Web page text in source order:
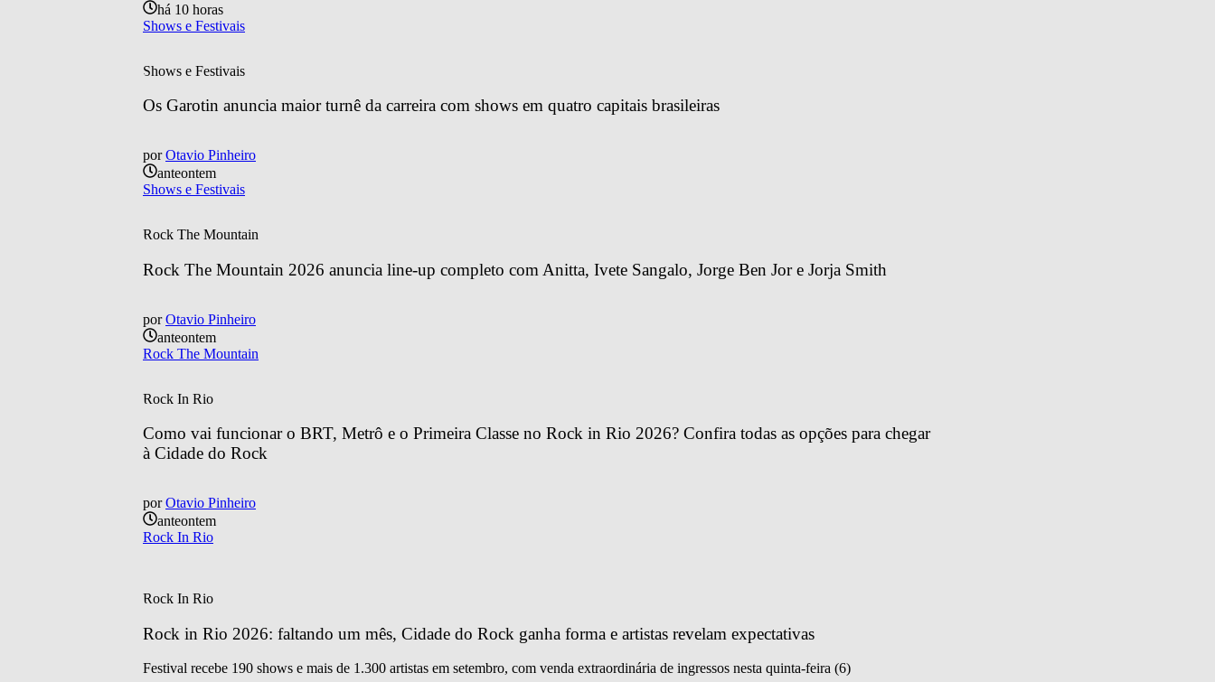
há 10 horas
Shows e Festivais
Shows e Festivais
Os Garotin anuncia maior turnê da carreira com shows em quatro capitais brasileiras
por Otavio Pinheiro
anteontem
Shows e Festivais
Rock The Mountain
Rock The Mountain 2026 anuncia line-up completo com Anitta, Ivete Sangalo, Jorge Ben Jor e Jorja Smith
por Otavio Pinheiro
anteontem
Rock The Mountain
Rock In Rio
Como vai funcionar o BRT, Metrô e o Primeira Classe no Rock in Rio 2026? Confira todas as opções para chegar
à Cidade do Rock
por Otavio Pinheiro
anteontem
Rock In Rio
Rock In Rio
Rock in Rio 2026: faltando um mês, Cidade do Rock ganha forma e artistas revelam expectativas
Festival recebe 190 shows e mais de 1.300 artistas em setembro, com venda extraordinária de ingressos nesta quinta-feira (6)